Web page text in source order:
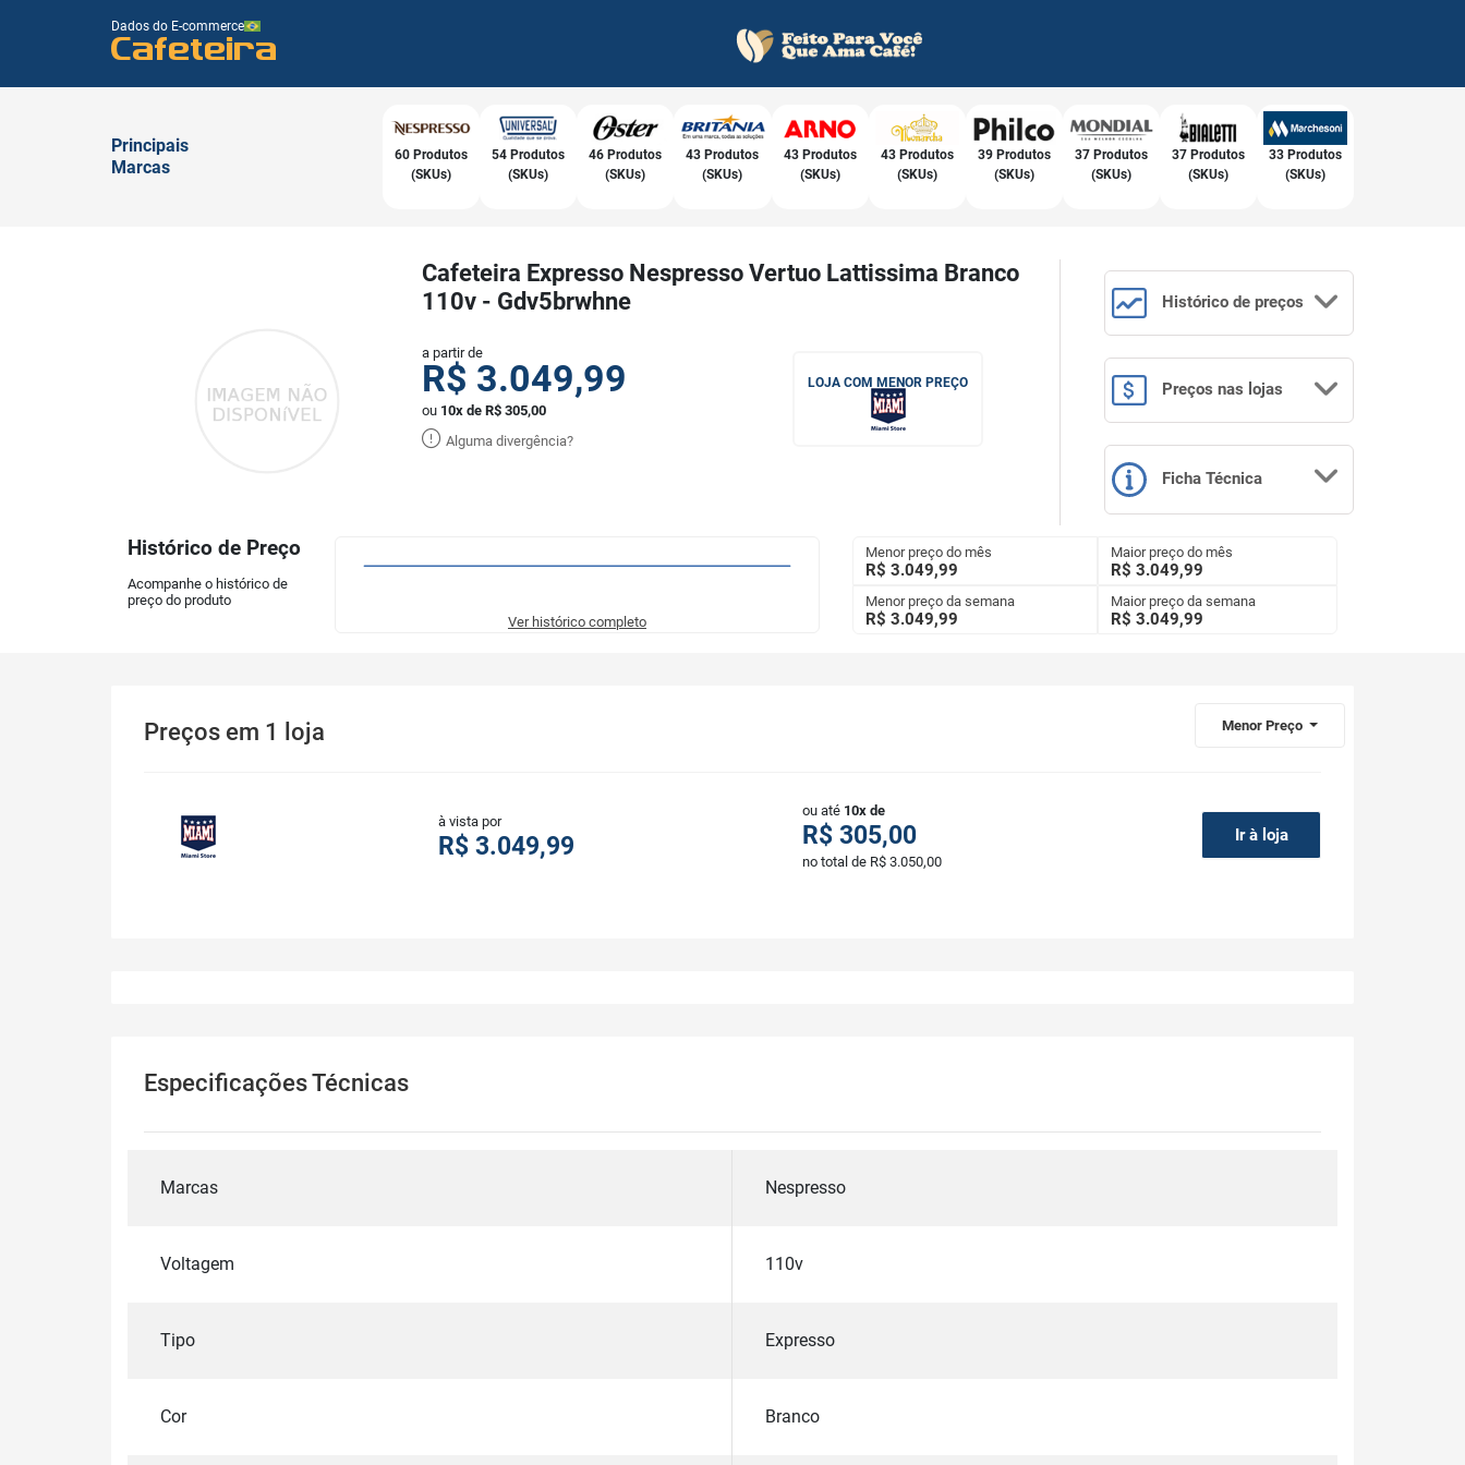
Dados do E-commerce
Cafeteira
Principais
Marcas
60 Produtos
(SKUs)
54 Produtos
(SKUs)
46 Produtos
(SKUs)
43 Produtos
(SKUs)
43 Produtos
(SKUs)
43 Produtos
(SKUs)
39 Produtos
(SKUs)
37 Produtos
(SKUs)
37 Produtos
(SKUs)
33 Produtos
(SKUs)
Cafeteira Expresso Nespresso Vertuo Lattissima Branco
110v - Gdv5brwhne
a partir de
R$ 3.049,99
ou 10x de R$ 305,00
Alguma divergência?
LOJA COM MENOR PREÇO
Histórico de preços
Preços nas lojas
Ficha Técnica
Histórico de Preço
Acompanhe o histórico de
preço do produto
Ver histórico completo
Menor preço do mês
R$ 3.049,99
Maior preço do mês
R$ 3.049,99
Menor preço da semana
R$ 3.049,99
Maior preço da semana
R$ 3.049,99
Preços em 1 loja Menor Preço
à vista por
R$ 3.049,99
ou até 10x de
R$ 305,00
no total de R$ 3.050,00
Ir à loja
Especificações Técnicas
Marcas Nespresso
Voltagem 110v
Tipo Expresso
Cor Branco